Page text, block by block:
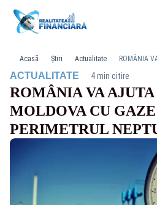
Acasă Știri Actualitate
ACTUALITATE· 4 min citire
ROMÂNIA VA
MOLDOVA CU
PERIMETRUL